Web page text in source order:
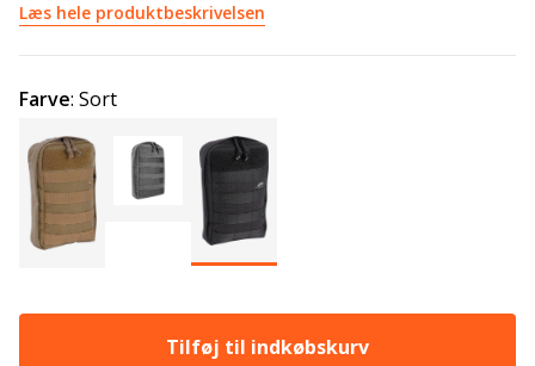
Læs hele produktbeskrivelsen
Farve: Sort
Tilføj til indkøbskurv